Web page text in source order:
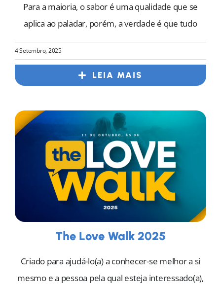
Para a maioria, o sabor é uma qualidade que se
aplica ao paladar, porém, a verdade é que tudo
4 Setembro, 2025
LEIA MAIS
The Love Walk 2025
Criado para ajudá-lo(a) a conhecer-se melhor a si
mesmo e a pessoa pela qual esteja interessado(a),